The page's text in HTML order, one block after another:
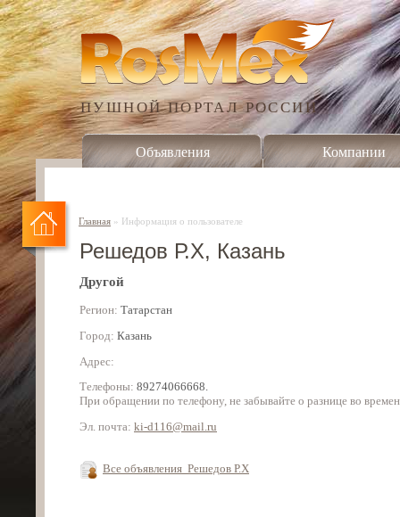
ПУШНОЙ ПОРТАЛ РОССИИ
Объявления Компании
Главная » Информация о пользователе
Решедов Р.Х, Казань
Другой
Регион: Татарстан
Город: Казань
Адрес:
Телефоны: 89274066668.
При обращении по телефону, не забывайте о разнице во
Эл. почта: ki-d116@mail.ru
Все объявления Решедов Р.Х